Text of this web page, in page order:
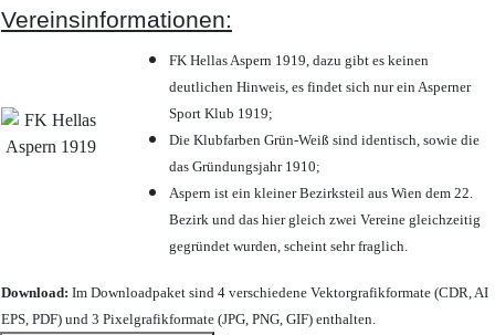
Vereinsinformationen:
FK Hellas Aspern 1919, dazu gibt es keinen
deutlichen Hinweis, es findet sich nur ein Asperner
Sport Klub 1919;
Die Klubfarben Grün-Weiß sind identisch, sowie die
das Gründungsjahr 1910;
Aspern ist ein kleiner Bezirksteil aus Wien dem 22.
Bezirk und das hier gleich zwei Vereine gleichzeitig
gegründet wurden, scheint sehr fraglich.
Download: Im Downloadpaket sind 4 verschiedene Vektorgrafikformate (CDR, AI
EPS, PDF) und 3 Pixelgrafikformate (JPG, PNG, GIF) enthalten.